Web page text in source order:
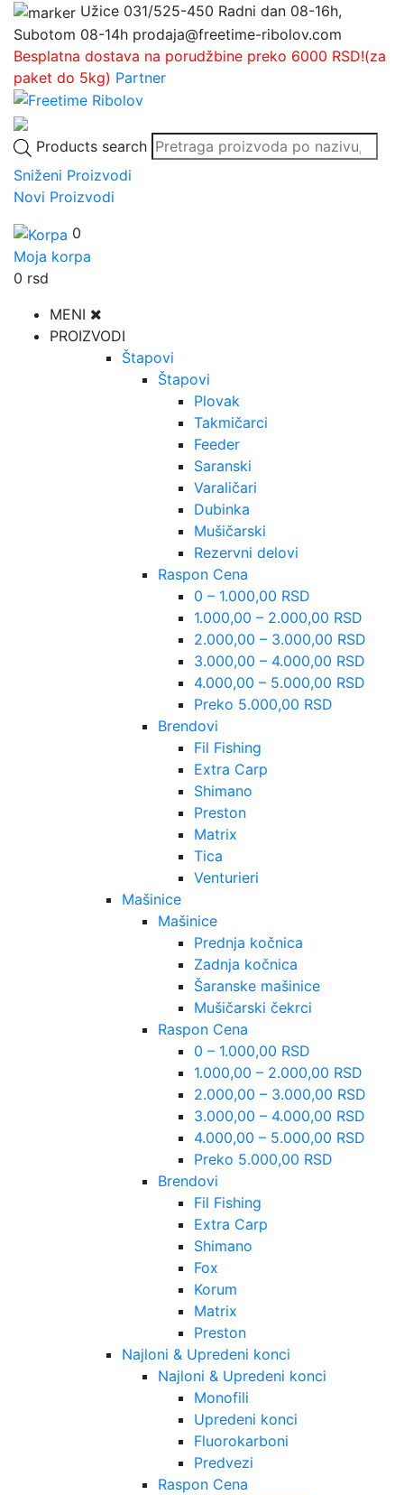
Užice 031/525-450 Radni dan 08-16h,
Subotom 08-14h prodaja@freetime-ribolov.com
Besplatna dostava na porudžbine preko 6000 RSD!(za
paket do 5kg) Partner
Products search
Sniženi Proizvodi
Novi Proizvodi
0
Moja korpa
0 rsd
MENI
PROIZVODI
Štapovi
Štapovi
Plovak
Takmičarci
Feeder
Saranski
Varaličari
Dubinka
Mušičarski
Rezervni delovi
Raspon Cena
0 – 1.000,00 RSD
1.000,00 – 2.000,00 RSD
2.000,00 – 3.000,00 RSD
3.000,00 – 4.000,00 RSD
4.000,00 – 5.000,00 RSD
Preko 5.000,00 RSD
Brendovi
Fil Fishing
Extra Carp
Shimano
Preston
Matrix
Tica
Venturieri
Mašinice
Mašinice
Prednja kočnica
Zadnja kočnica
Šaranske mašinice
Mušičarski čekrci
Raspon Cena
0 – 1.000,00 RSD
1.000,00 – 2.000,00 RSD
2.000,00 – 3.000,00 RSD
3.000,00 – 4.000,00 RSD
4.000,00 – 5.000,00 RSD
Preko 5.000,00 RSD
Brendovi
Fil Fishing
Extra Carp
Shimano
Fox
Korum
Matrix
Preston
Najloni & Upredeni konci
Najloni & Upredeni konci
Monofili
Upredeni konci
Fluorokarboni
Predvezi
Raspon Cena